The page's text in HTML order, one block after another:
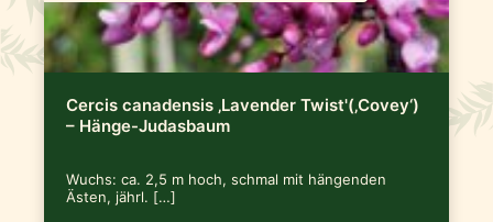
Cercis canadensis ‚Lavender Twist'(‚Covey‘)
– Hänge-Judasbaum
Wuchs: ca. 2,5 m hoch, schmal mit hängenden
Ästen, jährl. […]